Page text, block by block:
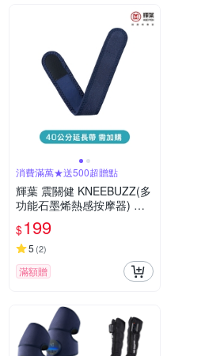
消費滿萬★送500超贈點
輝葉 震關健 KNEEBUZZ(多
功能石墨烯熱感按摩器) 延
長帶-HY-762-BU-001
$199
5 (2)
滿額贈